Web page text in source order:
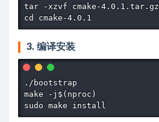
tar -xzvf cmake-4.0.1.tar.gz
cd cmake-4.0.1
3. 编译安装
./bootstrap
make -j$(nproc)
sudo make install